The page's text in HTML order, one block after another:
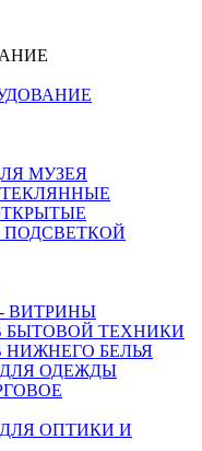
МУЗЕЯ
ВИТРИНЫ
БЫТОВОЙ ТЕХНИКИ
БЕЛЬЯ
ОДЕЖДЫ
ОПТИКИ И